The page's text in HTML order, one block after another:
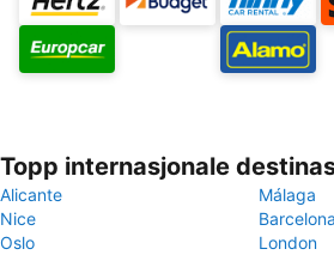
Topp internasjonale
Alicante
Málaga
Nice
Barcelona
Oslo
London